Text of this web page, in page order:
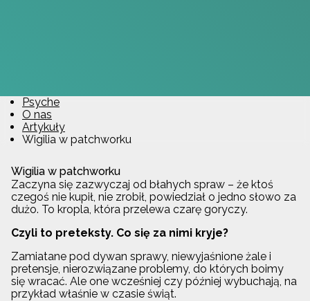
Psyche
O nas
Artykuły
Wigilia w patchworku
Wigilia w patchworku
Zaczyna się zazwyczaj od błahych spraw – że ktoś
czegoś nie kupił, nie zrobił, powiedział o jedno słowo za
dużo. To kropla, która przelewa czarę goryczy.
Czyli to preteksty. Co się za nimi kryje?
Zamiatane pod dywan sprawy, niewyjaśnione żale i
pretensje, nierozwiązane problemy, do których boimy
się wracać. Ale one wcześniej czy później wybuchają, na
przykład właśnie w czasie świąt.